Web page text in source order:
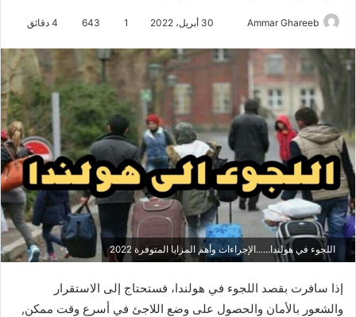
Ammar Ghareeb
إلكترونيا
30 أبريل، 2022 1
643
اللجوء في هولندا......الإجراءات وأهم المزايا المتوفرة 2022
إذا سافرت بقصد اللجوء في هولندا، فستحتاج إلى الاستقرار
والشعور بالأمان والحصول على وضع اللاجئ في أسرع وقت ممكن,